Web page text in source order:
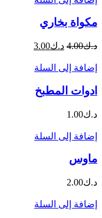
مكواة بخاري
د.ك4.00 د.ك3.00
إضافة إلى السلة
ادوات المطبخ
د.ك1.00
إضافة إلى السلة
ماوس
د.ك2.00
إضافة إلى السلة